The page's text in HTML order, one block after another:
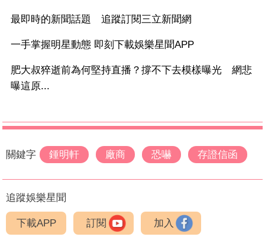
最即時的新聞話題 追蹤訂閱三立新聞網
一手掌握明星動態 即刻下載娛樂星聞APP
肥大叔猝逝前為何堅持直播？撐不下去模樣曝光 網悲
曝這原...
關鍵字 鍾明軒 廠商 恐嚇 存證信函
追蹤娛樂星聞
下載APP 訂閱 加入